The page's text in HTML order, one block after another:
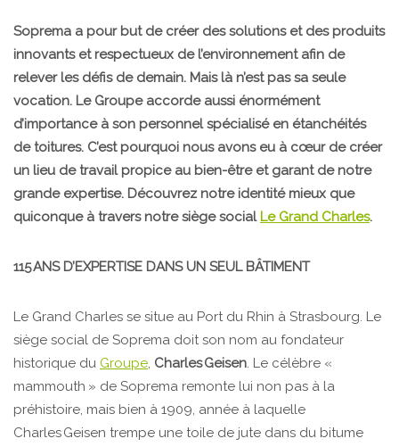
Soprema a pour but de créer des solutions et des produits
innovants et respectueux de l’environnement afin de
relever les défis de demain. Mais là n’est pas sa seule
vocation. Le Groupe accorde aussi énormément
d’importance à son personnel spécialisé en étanchéités
de toitures. C’est pourquoi nous avons eu à cœur de créer
un lieu de travail propice au bien-être et garant de notre
grande expertise. Découvrez notre identité mieux que
quiconque à travers notre siège social Le Grand Charles.
115 ANS D’EXPERTISE DANS UN SEUL BÂTIMENT
Le Grand Charles se situe au Port du Rhin à Strasbourg. Le
siège social de Soprema doit son nom au fondateur
historique du Groupe, Charles Geisen. Le célèbre «
mammouth » de Soprema remonte lui non pas à la
préhistoire, mais bien à 1909, année à laquelle
Charles Geisen trempe une toile de jute dans du bitume